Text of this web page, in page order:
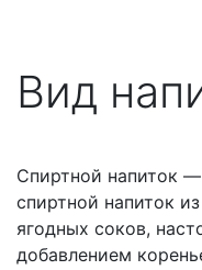
Вид
Спиртной напиток
спиртной напиток
ягодных соков,
добавлением